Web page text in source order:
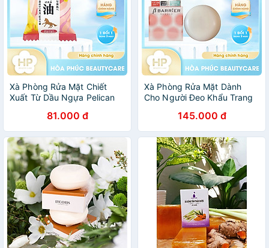
Xà Phòng Rửa Mặt Chiết
Xuất Từ Dầu Ngựa Pelican
81.000 đ
Xà Phòng Rửa Mặt Dành
Cho Người Đeo Khẩu Trang
145.000 đ